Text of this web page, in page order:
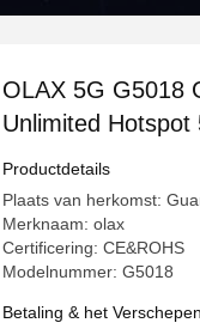
OLAX 5G G5018
Unlimited
MOD
Productdetails
Plaats van herkomst:
Merknaam: olax
Certificering: CE&ROHS
Modelnummer: G5018
Betaling & het